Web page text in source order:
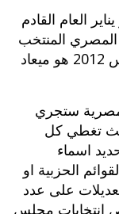
العام القادم
المنتخب
في الحين الذي سيكون فيه يوم 24 مارس 2012 هو ميعاد
المصرية ستجري
تغطي كل
اسماء
الحزبية او
على عدد
لتصبح الان 126 بما يخص انتخابات مجلس